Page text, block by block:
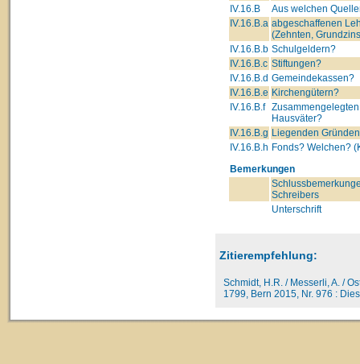
IV.16.B
Aus welchen
IV.16.B.a abgeschaffenen
(Zehnten,
IV.16.B.b Schulgeldern?
IV.16.B.c Stiftungen?
IV.16.B.d Gemeindekassen?
IV.16.B.e Kirchengütern?
IV.16.B.f
Hausväter?
IV.16.B.g Liegenden
IV.16.B.h Fonds? Welchen?
Bemerkungen
Schreibers
Unterschrift
Zitierempfehlung:
Schmidt, H.R. / Messerli, A. /
1799, Bern 2015, Nr. 976 :